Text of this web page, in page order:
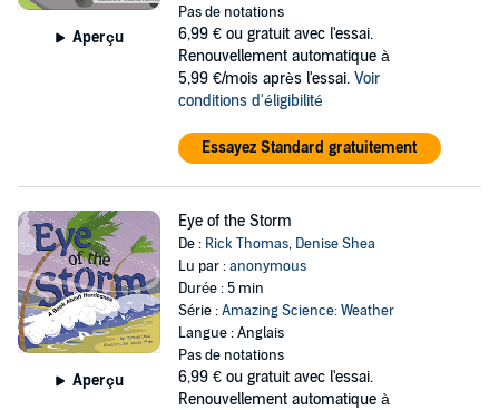
Aperçu
Pas de notations
6,99 € ou gratuit avec l'essai.
Renouvellement automatique à
5,99 €/mois après l'essai. Voir
conditions d'éligibilité
Essayez Standard gratuitement
Aperçu
Eye of the Storm
De : Rick Thomas, Denise Shea
Lu par :anonymous
Durée : 5 min
Série :Amazing Science: Weather
Langue : Anglais
Pas de notations
6,99 € ou gratuit avec l'essai.
Renouvellement automatique à